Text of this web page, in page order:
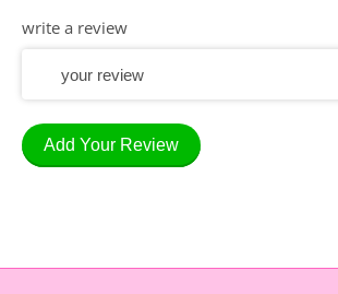
write a review
Add Your Review